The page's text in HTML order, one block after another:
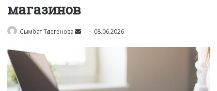
магазинов
Сымбат Төлегенова
Send 08.06.2026